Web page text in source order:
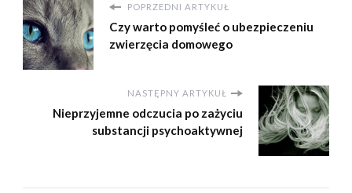
POPRZEDNI ARTYKUŁ
Czy warto pomyśleć o ubezpieczeniu
zwierzęcia domowego
NASTĘPNY ARTYKUŁ
Nieprzyjemne odczucia po zażyciu
substancji psychoaktywnej